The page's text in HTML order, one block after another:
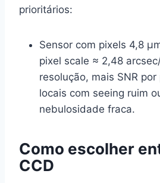
prioritários:
Sensor com pixels 4,8
pixel scale ≈ 2,48
resolução, mais SNR
locais com seeing ruim
nebulosidade fraca.
Como escolher
CCD